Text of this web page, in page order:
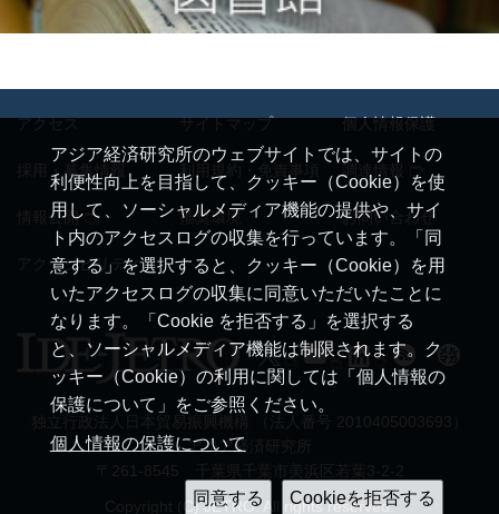
アジア経済研究所のウェブサイトでは、サイトの
利便性向上を目指して、クッキー（Cookie）を使
用して、ソーシャルメディア機能の提供や、サイ
ト内のアクセスログの収集を行っています。「同
意する」を選択すると、クッキー（Cookie）を用
いたアクセスログの収集に同意いただいたことに
なります。「Cookie を拒否する」を選択する
と、ソーシャルメディア機能は制限されます。ク
ッキー（Cookie）の利用に関しては「個人情報の
保護について」をご参照ください。
個人情報の保護について
アクセス サイトマップ 個人情報保護
採用・募集情報 利用規約・免責事項
情報公開 推奨環境 お問い合わせ
アクセシビリティ
アジア経済研究所
Copyright (C) JETRO. All rights reserved.